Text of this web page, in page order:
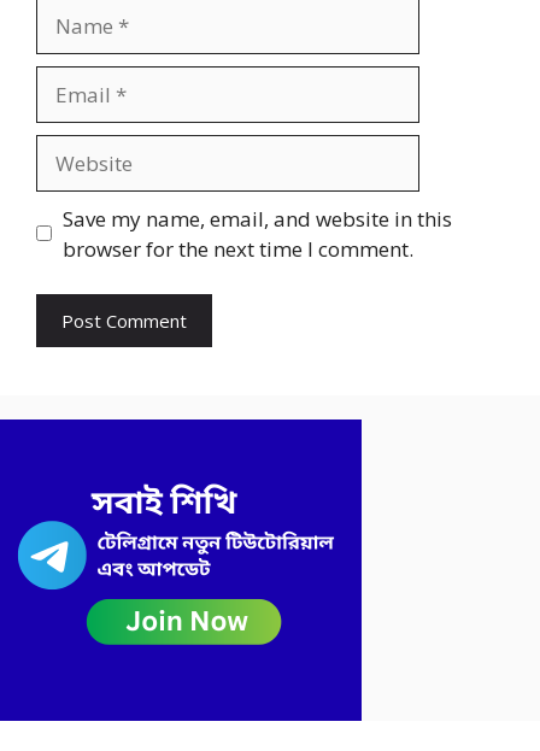
Save my name, email, and website in this
browser for the next time I comment.